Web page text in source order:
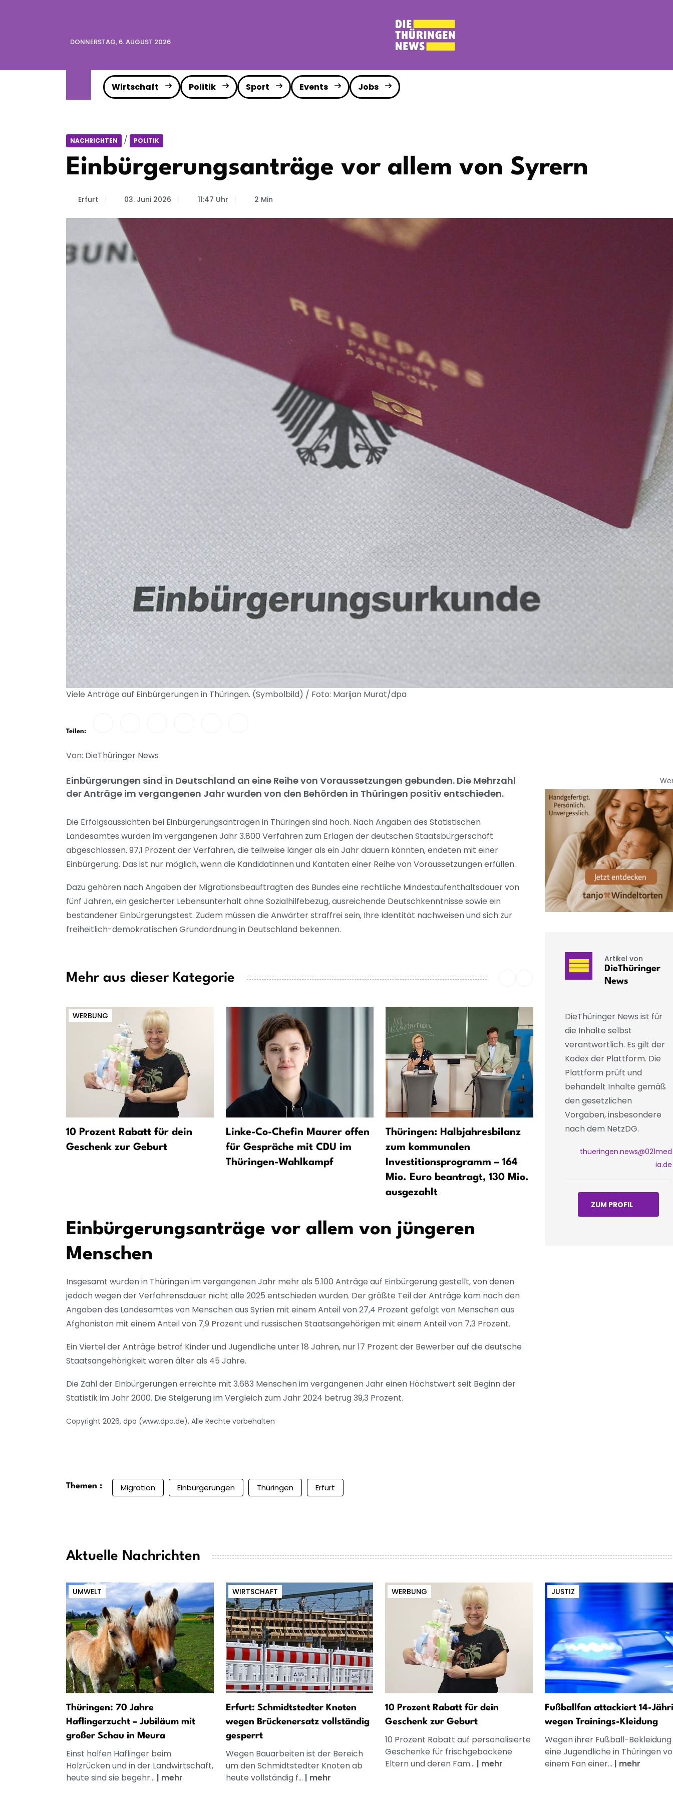
DONNERSTAG, 6. AUGUST 2026
Wirtschaft Politik Sport Events Jobs
NACHRICHTEN / POLITIK
Einbürgerungsanträge vor allem von Syrern
Erfurt 03. Juni 2026 11:47 Uhr 2 Min
Viele Anträge auf Einbürgerungen in Thüringen. (Symbolbild) / Foto: Marijan Murat/dpa
Teilen:
Von: DieThüringer News
Einbürgerungen sind in Deutschland an eine Reihe von Voraussetzungen gebunden. Die Mehrzahl
der Anträge im vergangenen Jahr wurden von den Behörden in Thüringen positiv entschieden.
Die Erfolgsaussichten bei Einbürgerungsanträgen in Thüringen sind hoch. Nach Angaben des Statistischen
Landesamtes wurden im vergangenen Jahr 3.800 Verfahren zum Erlagen der deutschen Staatsbürgerschaft
abgeschlossen. 97,1 Prozent der Verfahren, die teilweise länger als ein Jahr dauern könnten, endeten mit einer
Einbürgerung. Das ist nur möglich, wenn die Kandidatinnen und Kantaten einer Reihe von Voraussetzungen erfüllen.
Dazu gehören nach Angaben der Migrationsbeauftragten des Bundes eine rechtliche Mindestaufenthaltsdauer von
fünf Jahren, ein gesicherter Lebensunterhalt ohne Sozialhilfebezug, ausreichende Deutschkenntnisse sowie ein
bestandener Einbürgerungstest. Zudem müssen die Anwärter straffrei sein, Ihre Identität nachweisen und sich zur
freiheitlich-demokratischen Grundordnung in Deutschland bekennen.
Mehr aus dieser Kategorie
WERBUNG
10 Prozent Rabatt für dein
Geschenk zur Geburt
Linke-Co-Chefin Maurer offen
für Gespräche mit CDU im
Thüringen-Wahlkampf
Thüringen: Halbjahresbilanz
zum kommunalen
Investitionsprogramm – 164
Mio. Euro beantragt, 130 Mio.
ausgezahlt
Thüringen: Insekta-Projekt
zeigt Erfolge – mehr
Wildbienen und Tagfalter
Einbürgerungsanträge vor allem von jüngeren
Menschen
Insgesamt wurden in Thüringen im vergangenen Jahr mehr als 5.100 Anträge auf Einbürgerung gestellt, von denen
jedoch wegen der Verfahrensdauer nicht alle 2025 entschieden wurden. Der größte Teil der Anträge kam nach den
Angaben des Landesamtes von Menschen aus Syrien mit einem Anteil von 27,4 Prozent gefolgt von Menschen aus
Afghanistan mit einem Anteil von 7,9 Prozent und russischen Staatsangehörigen mit einem Anteil von 7,3 Prozent.
Ein Viertel der Anträge betraf Kinder und Jugendliche unter 18 Jahren, nur 17 Prozent der Bewerber auf die deutsche
Staatsangehörigkeit waren älter als 45 Jahre.
Die Zahl der Einbürgerungen erreichte mit 3.683 Menschen im vergangenen Jahr einen Höchstwert seit Beginn der
Statistik im Jahr 2000. Die Steigerung im Vergleich zum Jahr 2024 betrug 39,3 Prozent.
Copyright 2026, dpa (www.dpa.de). Alle Rechte vorbehalten
Artikel von
DieThüringer
News
DieThüringer News ist für
die Inhalte selbst
verantwortlich. Es gilt der
Kodex der Plattform. Die
Plattform prüft und
behandelt Inhalte gemäß
den gesetzlichen
Vorgaben, insbesondere
nach dem NetzDG.
thueringen.news@021med
ia.de
ZUM PROFIL
Themen : Migration Einbürgerungen Thüringen Erfurt
Aktuelle Nachrichten
UMWELT
Thüringen: 70 Jahre
Haflingerzucht – Jubiläum mit
großer Schau in Meura
Einst halfen Haflinger beim
Holzrücken und in der Landwirtschaft,
heute sind sie begehr... | mehr
WIRTSCHAFT
Erfurt: Schmidtstedter Knoten
wegen Brückenersatz vollständig
gesperrt
Wegen Bauarbeiten ist der Bereich
um den Schmidtstedter Knoten ab
heute vollständig f... | mehr
WERBUNG
10 Prozent Rabatt für dein
Geschenk zur Geburt
10 Prozent Rabatt auf personalisierte
Geschenke für frischgebackene
Eltern und deren Fam... | mehr
JUSTIZ
Fußballfan attackiert 14-
wegen Trainings-Kleidung
Wegen ihrer Fußball-Bekleidung
eine Jugendliche in Thüringen
einem Fan einer... | mehr